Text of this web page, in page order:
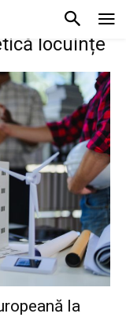
locuințe
la